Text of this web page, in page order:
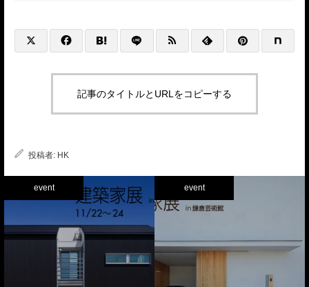
記事のタイトルとURLをコピーする
投稿者: HK
event event